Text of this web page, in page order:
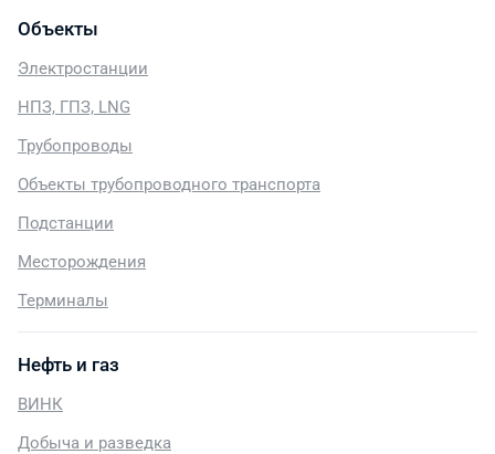
Объекты
Электростанции
НПЗ, ГПЗ, LNG
Трубопроводы
Объекты трубопроводного транспорта
Подстанции
Месторождения
Терминалы
Нефть и газ
ВИНК
Добыча и разведка